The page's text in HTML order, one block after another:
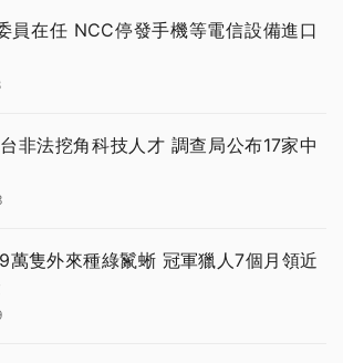
員在任 NCC停發手機等電信設備進口
非法挖角科技人才 調查局公布17家中
萬隻外來種綠鬣蜥 冠軍獵人7個月領近